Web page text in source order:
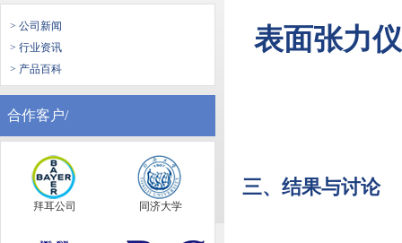
> 公司新闻
> 行业资讯
> 产品百科
合作客户/
拜耳公司 同济大学
表面张力
三、结果与讨论